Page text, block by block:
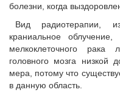
болезни, когда
Вид радиотерапии,
краниальное
мелкоклеточного рака
головного мозга низкой
мера, потому что
в данную область.